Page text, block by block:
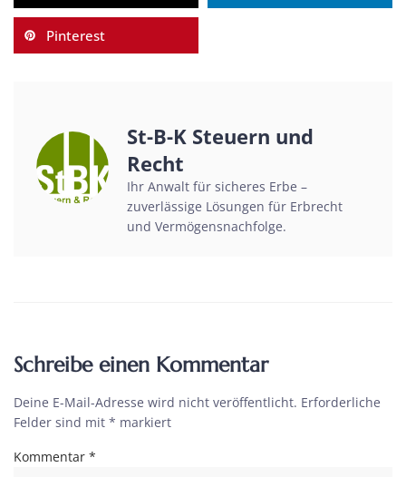
Pinterest
St-B-K Steuern und
Recht
Ihr Anwalt für sicheres Erbe –
zuverlässige Lösungen für Erbrecht
und Vermögensnachfolge.
Schreibe einen Kommentar
Deine E-Mail-Adresse wird nicht veröffentlicht. Erforderliche
Felder sind mit * markiert
Kommentar *